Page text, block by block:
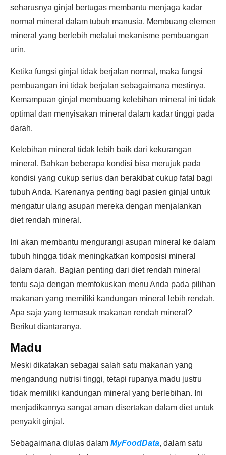
seharusnya ginjal bertugas membantu menjaga kadar
normal mineral dalam tubuh manusia. Membuang elemen
mineral yang berlebih melalui mekanisme pembuangan
urin.
Ketika fungsi ginjal tidak berjalan normal, maka fungsi
pembuangan ini tidak berjalan sebagaimana mestinya.
Kemampuan ginjal membuang kelebihan mineral ini tidak
optimal dan menyisakan mineral dalam kadar tinggi pada
darah.
Kelebihan mineral tidak lebih baik dari kekurangan
mineral. Bahkan beberapa kondisi bisa merujuk pada
kondisi yang cukup serius dan berakibat cukup fatal bagi
tubuh Anda. Karenanya penting bagi pasien ginjal untuk
mengatur ulang asupan mereka dengan menjalankan
diet rendah mineral.
Ini akan membantu mengurangi asupan mineral ke dalam
tubuh hingga tidak meningkatkan komposisi mineral
dalam darah. Bagian penting dari diet rendah mineral
tentu saja dengan memfokuskan menu Anda pada pilihan
makanan yang memiliki kandungan mineral lebih rendah.
Apa saja yang termasuk makanan rendah mineral?
Berikut diantaranya.
Madu
Meski dikatakan sebagai salah satu makanan yang
mengandung nutrisi tinggi, tetapi rupanya madu justru
tidak memiliki kandungan mineral yang berlebihan. Ini
menjadikannya sangat aman disertakan dalam diet untuk
penyakit ginjal.
Sebagaimana diulas dalam MyFoodData, dalam satu